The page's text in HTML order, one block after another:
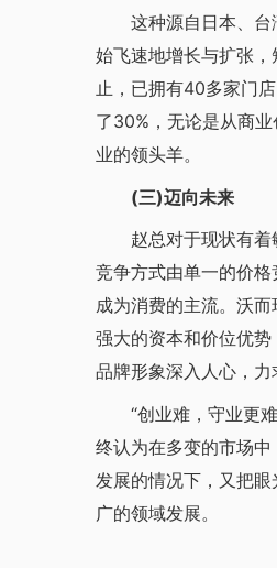
这种源自日本、台
始飞速地增长与扩张
止，已拥有40多家门
了30%，无论是从商
业的领头羊。
(三)迈向未来
赵总对于现状有着敏
竞争方式由单一的价
成为消费的主流。沃
强大的资本和价位优
品牌形象深入人心，
“创业难，守业更难
终认为在多变的市场
发展的情况下，又把
广的领域发展。